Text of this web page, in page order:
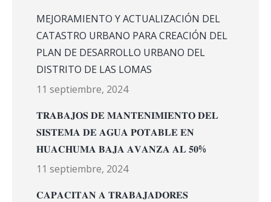
MEJORAMIENTO Y ACTUALIZACIÓN DEL
CATASTRO URBANO PARA CREACIÓN DEL
PLAN DE DESARROLLO URBANO DEL
DISTRITO DE LAS LOMAS
11 septiembre, 2024
𝐓𝐑𝐀𝐁𝐀𝐉𝐎𝐒 𝐃𝐄 𝐌𝐀𝐍𝐓𝐄𝐍𝐈𝐌𝐈𝐄𝐍𝐓𝐎 𝐃𝐄𝐋
𝐒𝐈𝐒𝐓𝐄𝐌𝐀 𝐃𝐄 𝐀𝐆𝐔𝐀 𝐏𝐎𝐓𝐀𝐁𝐋𝐄 𝐄𝐍
𝐇𝐔𝐀𝐂𝐇𝐔𝐌𝐀 𝐁𝐀𝐉𝐀 𝐀𝐕𝐀𝐍𝐙𝐀 𝐀𝐋 𝟓𝟎%
11 septiembre, 2024
𝐂𝐀𝐏𝐀𝐂𝐈𝐓𝐀𝐍 𝐀 𝐓𝐑𝐀𝐁𝐀𝐉𝐀𝐃𝐎𝐑𝐄𝐒